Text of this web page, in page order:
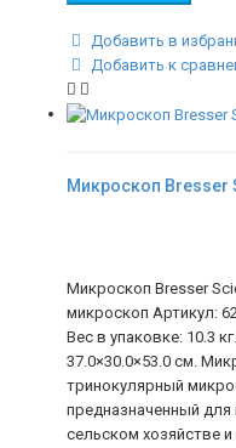
Добавить в
Добавить к
Микроскоп Bresser
Микроскоп Bresser
микроскоп Артикул:
Вес в упаковке: 10.3
37.0×30.0×53.0 см.
тринокулярный
предназначенный для
сельском хозяйстве